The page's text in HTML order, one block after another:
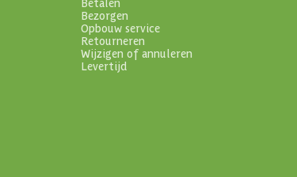
Bezorgen
Opbouw service
Retourneren
Wijzigen of annuleren
Levertijd